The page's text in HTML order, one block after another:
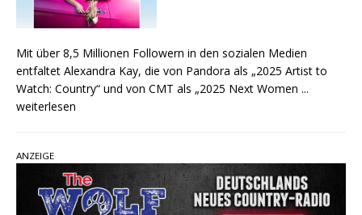
Mit über 8,5 Millionen Followern in den sozialen Medien
entfaltet Alexandra Kay, die von Pandora als „2025 Artist to
Watch: Country“ und von CMT als „2025 Next Women ...
weiterlesen
ANZEIGE